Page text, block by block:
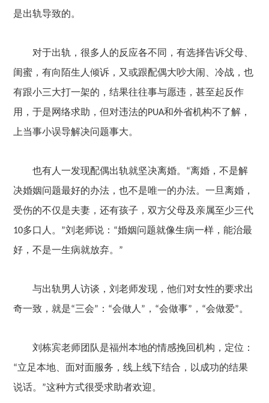
是出轨导致的。
对于出轨，很多人的反应各不同，有选择告诉父母、
闺蜜，有向陌生人倾诉，又或跟配偶大吵大闹、冷战，也
有跟小三大打一架的，结果往往事与愿违，甚至起反作
用 ，于是网络求助，但对违法的PUA和外省机构不了解，
上当事小误导解决问题事大。
也有人一发现配偶出轨就坚决离婚。 “离婚，不是解
决婚姻问题最好的办法，也不是唯一的办法。一旦离婚，
受伤的不仅是夫妻，还有孩子，双方父母及亲属至少三代
10多口人。 ”刘老师说： “婚姻问题就像生病一样，能治最
好，不是一生病就放弃。 ”
与出轨男人访谈，刘老师发现，他们对女性的要求出
奇一致，就是“三会” ： “会做人 ” ， “会做事” ， “会做爱”。
刘栋宾老师团队是福州本地的情感挽回机构，定位：
“立足本地、面对面服务，线上线下结合，以成功的结果
说话。 ”这种方式很受求助者欢迎。